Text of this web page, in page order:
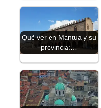
Qué ver en Mantua y su
provincia:…